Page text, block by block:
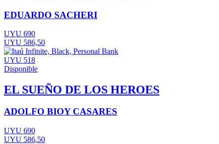
EDUARDO SACHERI
UYU 690
UYU 586,50
UYU 518
Disponible
EL SUEÑO DE LOS HEROES
ADOLFO BIOY CASARES
UYU 690
UYU 586,50